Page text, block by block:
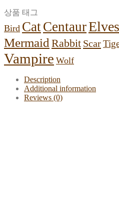
상품 태그
Bird CatCentaurElves
Mermaid Rabbit Scar
Vampire Wolf
Description
Additional information
Reviews (0)